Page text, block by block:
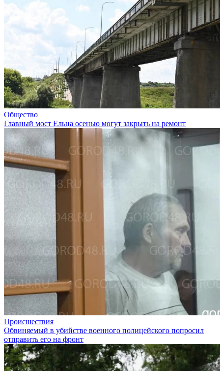
Общество
Главный мост Ельца осенью могут закрыть на ремонт
Происшествия
Обвиняемый в убийстве военного полицейского попросил
отправить его на фронт